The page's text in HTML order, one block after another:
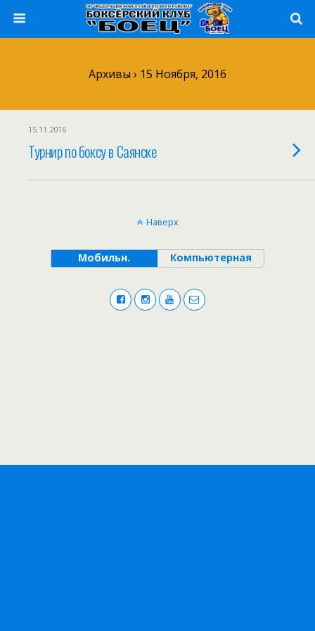
Архивы › 15 Ноября, 2016
15.11.2016
Турнир по боксу в Саянске
Наверх
Мобильн. Компьютерная